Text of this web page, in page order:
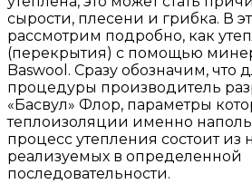
сырости, плесени и грибка. В
рассмотрим подробно, как
(перекрытия) с помощью
Baswool. Сразу обозначим, что
процедуры производитель
«Басвул» Флор, параметры
теплоизоляции именно
процесс утепления состоит из
реализуемых в определенной
последовательности.